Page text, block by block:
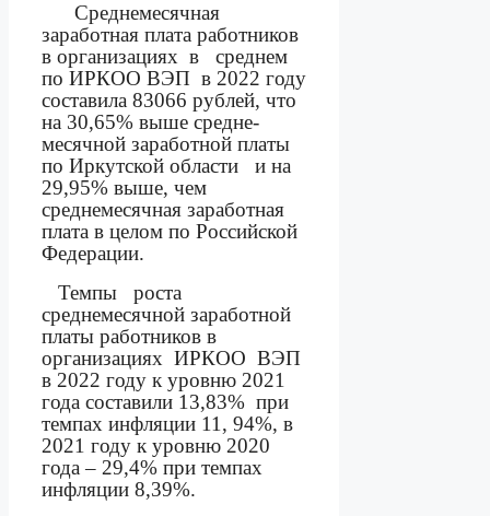
Среднемесячная
заработная плата работников
в организациях в
среднем
по ИРКОО ВЭП в 2022 году
составила 83066 рублей, что
на 30,65% выше средне-
месячной заработной платы
по Иркутской области
и на
29,95% выше, чем
среднемесячная заработная
плата в целом по Российской
Федерации.
Темпы
роста
среднемесячной заработной
платы работников в
организациях ИРКОО ВЭП
в 2022 году к уровню 2021
года составили 13,83% при
темпах инфляции 11, 94%, в
2021 году к уровню 2020
года – 29,4% при темпах
инфляции 8,39%.